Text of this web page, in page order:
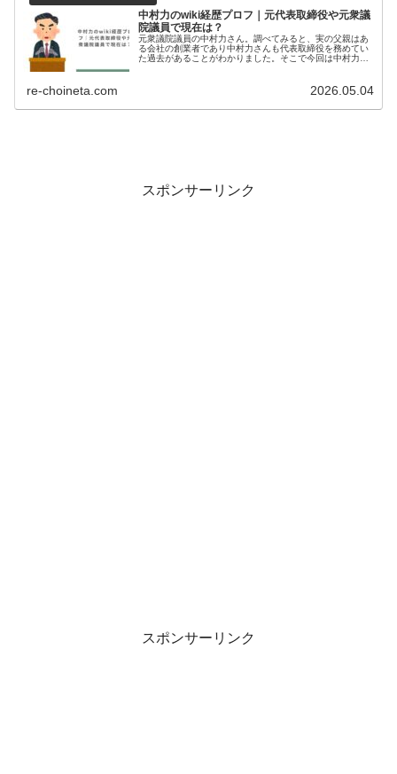
中村力のwiki経歴プロフ｜元代表取締役や元衆議
院議員で現在は？
元衆議院議員の中村力さん。調べてみると、実の父親はあ
る会社の創業者であり中村力さんも代表取締役を務めてい
た過去があることがわかりました。そこで今回は中村力さ
re-choineta.com 2026.05.04
スポンサーリンク
スポンサーリンク